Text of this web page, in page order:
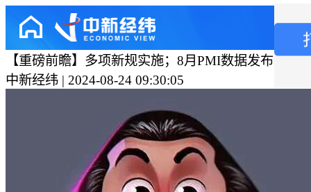
【重磅前瞻】多项新规实施；8月PMI数据发布；中
中新经纬 | 2024-08-24 09:30:05